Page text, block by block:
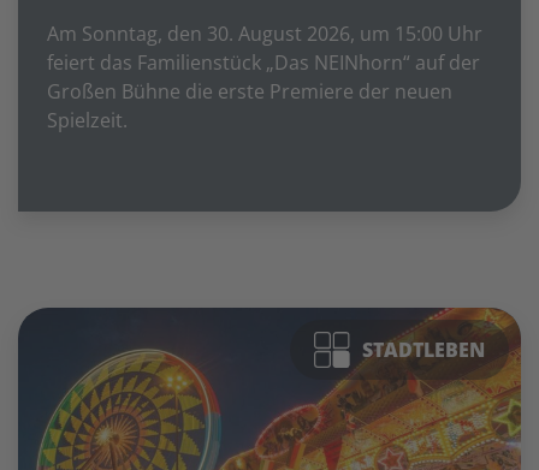
Am Sonntag, den 30. August 2026, um 15:00 Uhr
feiert das Familienstück „Das NEINhorn“ auf der
Großen Bühne die erste Premiere der neuen
Spielzeit.
STADTLEBEN